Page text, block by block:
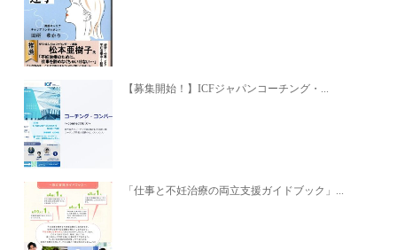
【募集開始！】ICFジャパンコーチング・...
「仕事と不妊治療の両立支援ガイドブック」...